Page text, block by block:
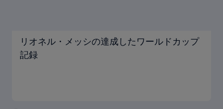
リオネル・メッシの達成したワールドカップ
記録